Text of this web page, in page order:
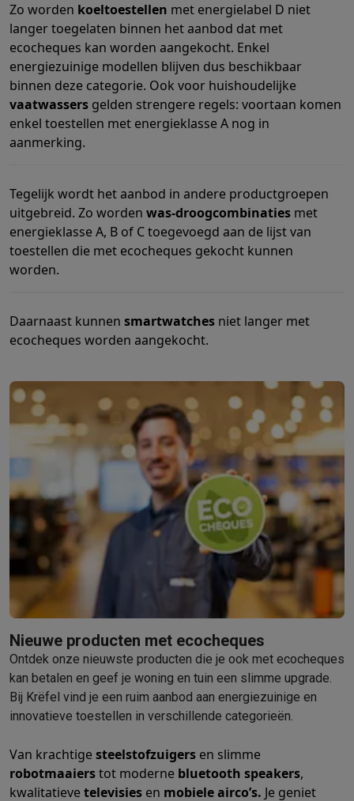
Netwerk & wifiRouters & access points Powerline & Wi-Fi
Geheugen & opslag Externe harde schijvenSSDUSB-sticks
SoftwareWindows & Microsoft OfficeAnti-Virus
Toebehoren ITOpladers & kabelsTassen & sleevesSteunen
Gaming
PlayStationPlayStation 5PS5 gamesPS4 gamesPlaystation
Nintendo Switch games
Xbox games
Gaming setupGaming headsets Gaming microfoons
Gaming consoles
Smart home & devices
SmartwatchesSmartwatchesActivity TrackersBandjes
Mobiliteit
Plug & play zonnepanelen
Entertainment
Smart speakers
Huishouden & gezondheid
Slimme wasmachinesSlimme
Eco producten
Ecocheques
Info ecocheques Alle eco producten Alle eco promoties
Refurbished smartphonesRefurbished tabletsRefurbished
Huishouden
Wasmachines met ecocheques Droogkasten met ecocheques
Kleine keukentoestellen
Kleine keukentoestellen met ecocheques Koffiemachines
Grote keukentoestellen
Vaatwassers met ecocheques Koelkasten met ecocheques
Airco
Airco's met ecocheques
TV & audio
TV met ecocheques Bluetooth speakers met ecocheques
Multimedia & telefonie
Smartphones met ecochequesTablets met ecocheques
Elektrische steps met ecocheques
Eco initiatieven
ImpactEnergie besparen Recycleer je oud elektro
Zo worden koeltoestellen met energielabel D niet
langer toegelaten binnen het aanbod dat met
ecocheques kan worden aangekocht. Enkel
energiezuinige modellen blijven dus beschikbaar
binnen deze categorie. Ook voor huishoudelijke
vaatwassers gelden strengere regels: voortaan komen
enkel toestellen met energieklasse A nog in
aanmerking.
Tegelijk wordt het aanbod in andere productgroepen
uitgebreid. Zo worden was-droogcombinaties met
energieklasse A, B of C toegevoegd aan de lijst van
toestellen die met ecocheques gekocht kunnen
worden.
Daarnaast kunnen smartwatches niet langer met
ecocheques worden aangekocht.
Nieuwe producten met ecocheques
Ontdek onze nieuwste producten die je ook met ecocheques
kan betalen en geef je woning en tuin een slimme upgrade.
Bij Krëfel vind je een ruim aanbod aan energiezuinige en
innovatieve toestellen in verschillende categorieën.
Van krachtigesteelstofzuigers en slimme
robotmaaierstot moderne bluetooth speakers,
kwalitatievetelevisies en mobiele airco’s. Je geniet